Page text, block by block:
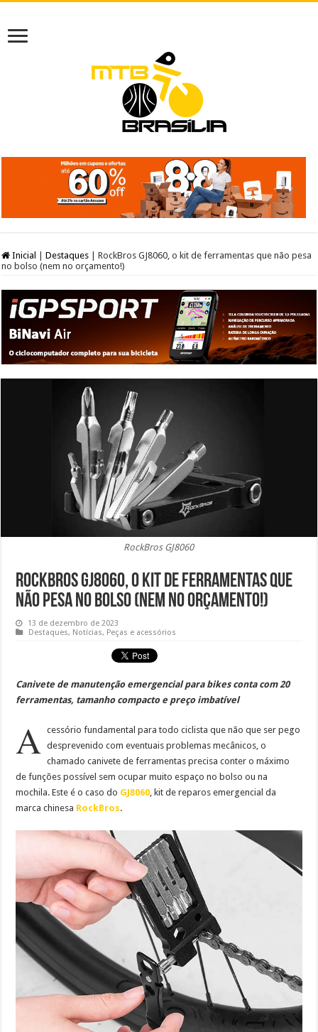
Inicial Destaques
RockBros GJ8060, o kit de ferramentas que não pesa
no bolso (nem no orçamento!)
RockBros GJ8060
RockBros GJ8060, o kit de ferramentas que
não pesa no bolso (nem no orçamento!)
13 de dezembro de 2023
Destaques, Notícias, Peças e acessórios
Canivete de manutenção emergencial para bikes conta com 20
ferramentas, tamanho compacto e preço imbatível
A cessório fundamental para todo ciclista que não que ser pego
desprevenido com eventuais problemas mecânicos, o
chamado canivete de ferramentas precisa conter o máximo
de funções possível sem ocupar muito espaço no bolso ou na
mochila. Este é o caso do GJ8060, kit de reparos emergencial da
marca chinesa RockBros.